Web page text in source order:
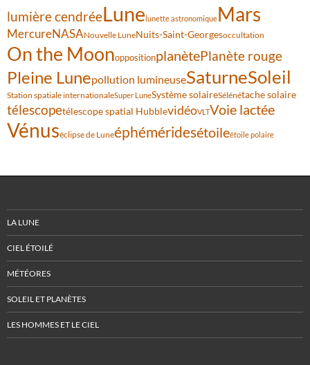
lumière cendréeLune lunette astronomiqueMars
MercureNASANouvelle LuneNuits-Saint-Georgesoccultation
On the MoonoppositionplanètePlanète rouge
Pleine Lunepollution lumineuseSaturneSoleil
Station spatiale internationaleSuper LuneSystème solaireSélénétache solaire
télescopetélescope spatial HubblevidéoVLTVoie lactée
Vénuséclipse de Luneéphéméridesétoileétoile polaire
LA LUNE
CIEL ÉTOILÉ
MÉTÉORES
SOLEIL ET PLANÈTES
LES HOMMES ET LE CIEL